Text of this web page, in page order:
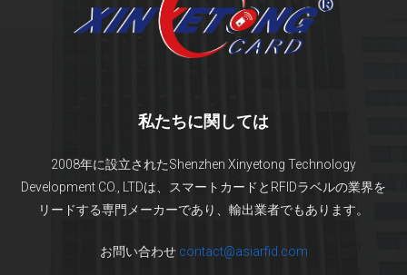
私たちに関しては
2008年に設立されたShenzhen Xinyetong Technology
Development CO., LTDは、スマートカードとRFIDラベルの業界を
リードする専門メーカーであり、輸出業者でもあります。
お問い合わせ contact@asiarfid.com